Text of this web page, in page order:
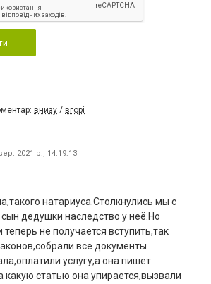
внизу / вгорі
2021 р., 14:19:13
натариуса.Столкнулись мы с
дедушки наследство у неё.Но
не получается вступить,так
все документы
услугу,а она пишет
какую статью она упирается,вызвали